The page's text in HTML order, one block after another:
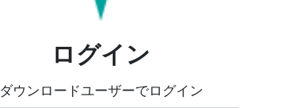
ログイン
ダウンロードユーザーでログイン